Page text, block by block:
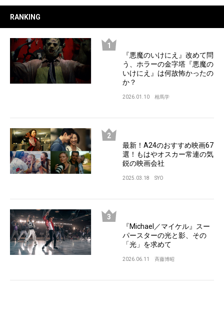
RANKING
『悪魔のいけにえ』改めて問
う、ホラーの金字塔『悪魔の
いけにえ』は何故怖かったの
か？
2026.01.10 相馬学
最新！A24のおすすめ映画67
選！もはやオスカー常連の気
鋭の映画会社
2025.03.18 SYO
『Michael／マイケル』スー
パースターの光と影、その
「光」を求めて
2026.06.11 斉藤博昭